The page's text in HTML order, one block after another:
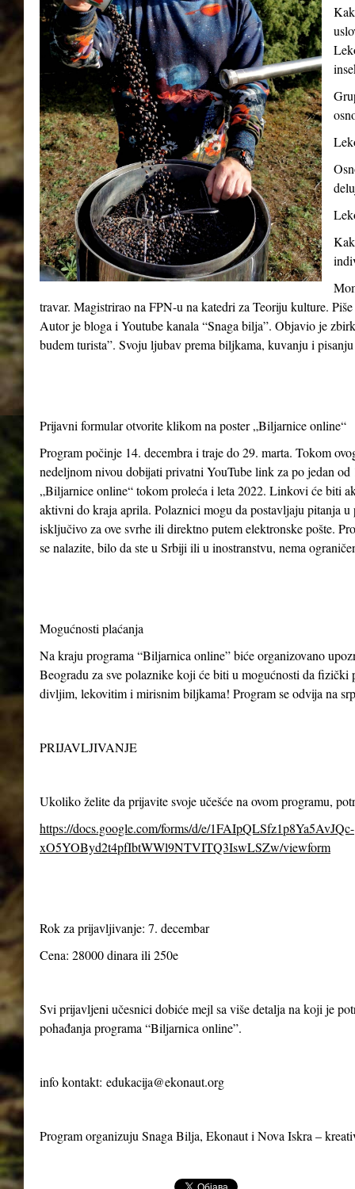
travar. Magistrirao na FPN-u na katedri za Teoriju kulture.
Autor je bloga i Youtube kanala “Snaga bilja”. Objavio je
budem turista”. Svoju ljubav prema biljkama, kuvanju i
Prijavni formular otvorite klikom na poster „Biljarnice online“
Program počinje 14. decembra i traje do 29. marta. Tokom
nedeljnom nivou dobijati privatni YouTube link za po jedan
„Biljarnice online“ tokom proleća i leta 2022. Linkovi će biti
aktivni do kraja aprila. Polaznici mogu da postavljaju pitanja
isključivo za ove svrhe ili direktno putem elektronske pošte.
se nalazite, bilo da ste u Srbiji ili u inostranstvu, nema
Mogućnosti plaćanja
Na kraju programa “Biljarnica online” biće organizovano
Beogradu za sve polaznike koji će biti u mogućnosti da
divljim, lekovitim i mirisnim biljkama! Program se odvija na
PRIJAVLJIVANJE
Ukoliko želite da prijavite svoje učešće na ovom programu,
https://docs.google.com/forms/d/e/1FAIpQLSfz1p8Ya5AvJQc-
xO5YOByd2t4pfIbtWWl9NTVITQ3IswLSZw/viewform
Rok za prijavljivanje: 7. decembar
Cena: 28000 dinara ili 250e
Svi prijavljeni učesnici dobiće mejl sa više detalja na koji je
pohađanja programa “Biljarnica online”.
info kontakt: edukacija@ekonaut.org
Program organizuju Snaga Bilja, Ekonaut i Nova Iskra –